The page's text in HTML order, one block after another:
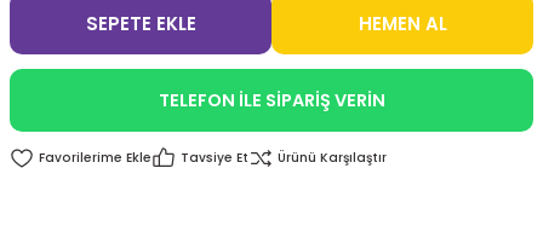
SEPETE EKLE HEMEN AL
TELEFON İLE SİPARİŞ VERİN
Tavsiye Et Ürünü Karşılaştır